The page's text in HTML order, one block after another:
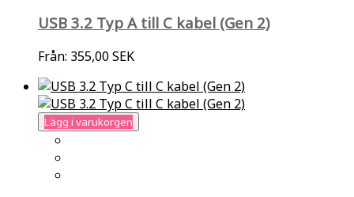
USB 3.2 Typ A till C kabel (Gen 2)
Från: 355,00 SEK
Lägg i varukorgen